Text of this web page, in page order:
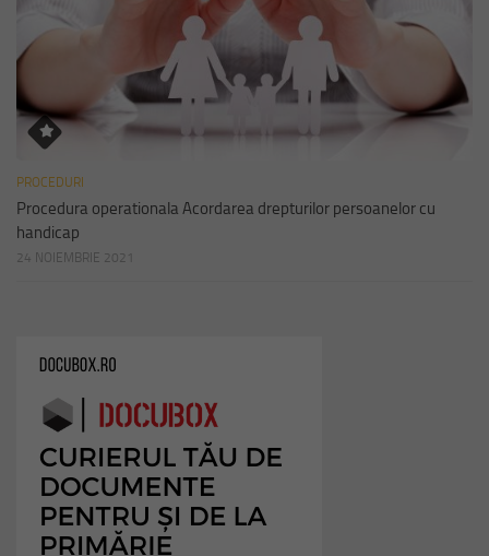
PROCEDURI
Procedura operationala Acordarea drepturilor persoanelor cu
handicap
24 NOIEMBRIE 2021